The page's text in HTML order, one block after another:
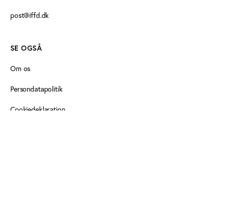
post@iffd.dk
SE OGSÅ
Om os
Persondatapolitik
Cookiedeklaration